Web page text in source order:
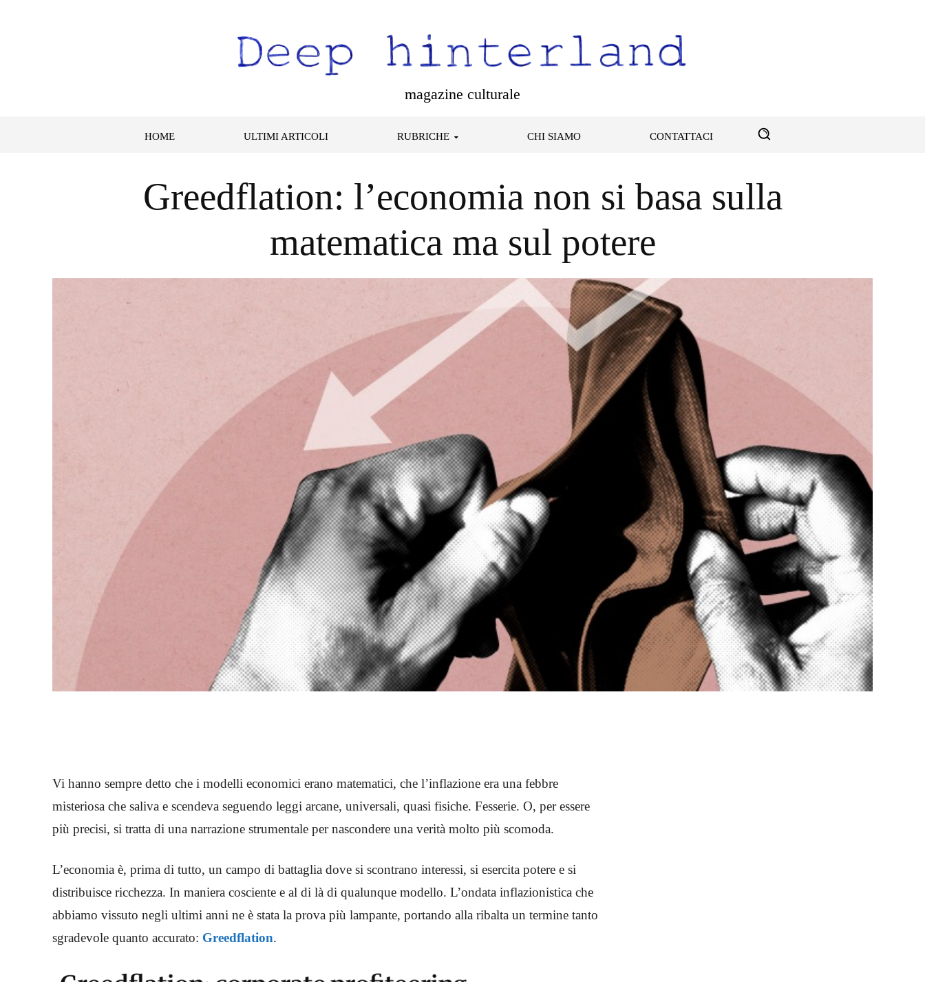
magazine culturale
HOME ULTIMI ARTICOLI RUBRICHE CHI SIAMO CONTATTACI
Greedflation: l’economia non si basa sulla
matematica ma sul potere
Vi hanno sempre detto che i modelli economici erano matematici, che l’inflazione era una febbre
misteriosa che saliva e scendeva seguendo leggi arcane, universali, quasi fisiche. Fesserie. O, per essere
più precisi, si tratta di una narrazione strumentale per nascondere una verità molto più scomoda.
L’economia è, prima di tutto, un campo di battaglia dove si scontrano interessi, si esercita potere e si
distribuisce ricchezza. In maniera cosciente e al di là di qualunque modello. L’ondata inflazionistica che
abbiamo vissuto negli ultimi anni ne è stata la prova più lampante, portando alla ribalta un termine tanto
sgradevole quanto accurato: Greedflation.